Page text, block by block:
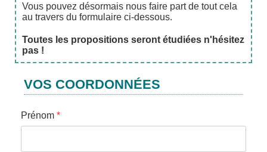
Vous pouvez désormais nous faire part de tout cela
au travers du formulaire ci-dessous.
Toutes les propositions seront étudiées n'hésitez
pas !
VOS COORDONNÉES
Prénom *